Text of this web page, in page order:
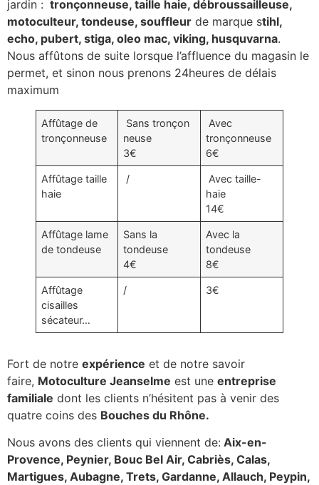
jardin : tronçonneuse, taille haie, débroussailleuse,
motoculteur, tondeuse, souffleur de marque stihl,
echo, pubert, stiga, oleo mac, viking, husquvarna.
Nous affûtons de suite lorsque l’affluence du magasin le
permet, et sinon nous prenons 24heures de délais
maximum
Affûtage de
tronçonneuse
Sans tronçon
neuse
3€
Avec
tronçonneuse
6€
Affûtage taille
haie
/
Avec taille-
haie
14€
Affûtage lame
de tondeuse
Sans la
tondeuse
4€
Avec la
tondeuse
8€
Affûtage
cisailles
sécateur…
/ 3€
Fort de notre expérience et de notre savoir
faire, Motoculture Jeanselme est une entreprise
familiale dont les clients n’hésitent pas à venir des
quatre coins des Bouches du Rhône.
Nous avons des clients qui viennent de: Aix-en-
Provence, Peynier, Bouc Bel Air, Cabriès, Calas,
Martigues, Aubagne, Trets, Gardanne, Allauch, Peypin,